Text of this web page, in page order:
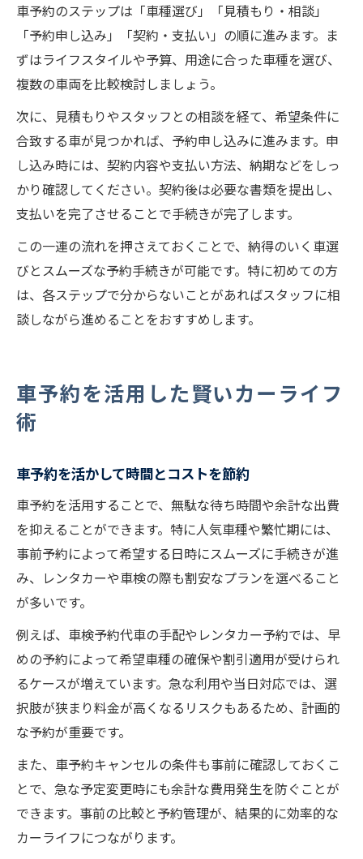
車予約のステップは「車種選び」「見積もり・相談」
「予約申し込み」「契約・支払い」の順に進みます。ま
ずはライフスタイルや予算、用途に合った車種を選び、
複数の車両を比較検討しましょう。
次に、見積もりやスタッフとの相談を経て、希望条件に
合致する車が見つかれば、予約申し込みに進みます。申
し込み時には、契約内容や支払い方法、納期などをしっ
かり確認してください。契約後は必要な書類を提出し、
支払いを完了させることで手続きが完了します。
この一連の流れを押さえておくことで、納得のいく車選
びとスムーズな予約手続きが可能です。特に初めての方
は、各ステップで分からないことがあればスタッフに相
談しながら進めることをおすすめします。
車予約を活用した賢いカーライフ
術
車予約を活かして時間とコストを節約
車予約を活用することで、無駄な待ち時間や余計な出費
を抑えることができます。特に人気車種や繁忙期には、
事前予約によって希望する日時にスムーズに手続きが進
み、レンタカーや車検の際も割安なプランを選べること
が多いです。
例えば、車検予約代車の手配やレンタカー予約では、早
めの予約によって希望車種の確保や割引適用が受けられ
るケースが増えています。急な利用や当日対応では、選
択肢が狭まり料金が高くなるリスクもあるため、計画的
な予約が重要です。
また、車予約キャンセルの条件も事前に確認しておくこ
とで、急な予定変更時にも余計な費用発生を防ぐことが
できます。事前の比較と予約管理が、結果的に効率的な
カーライフにつながります。